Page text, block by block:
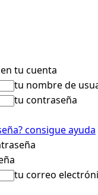
tu cuenta
tu nombre de
tu contraseña
consigue ayuda
tu correo